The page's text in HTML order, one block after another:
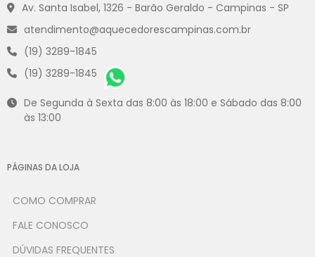
Av. Santa Isabel, 1326 - Barão Geraldo - Campinas - SP
atendimento@aquecedorescampinas.com.br
(19) 3289-1845
(19) 3289-1845
De Segunda à Sexta das 8:00 às 18:00 e Sábado das 8:00
às 13:00
PÁGINAS DA LOJA
COMO COMPRAR
FALE CONOSCO
DÚVIDAS FREQUENTES